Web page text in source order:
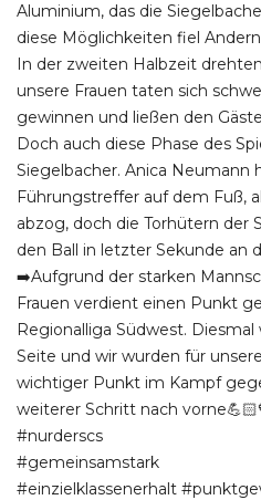
Aluminium, das die
diese Möglichkeiten fiel
In der zweiten Halbzeit
unsere Frauen taten sich
gewinnen und ließen den
Doch auch diese Phase des
Siegelbacher. Anica Neumann
Führungstreffer auf dem Fuß,
abzog, doch die Torhütern der
den Ball in letzter Sekunde an
➡️Aufgrund der starken
Frauen verdient einen Punkt
Regionalliga Südwest.
Seite und wir wurden für
wichtiger Punkt im Kampf
weiterer Schritt nach
#nurderscs
#gemeinsamstark
#einzielklassenerhalt